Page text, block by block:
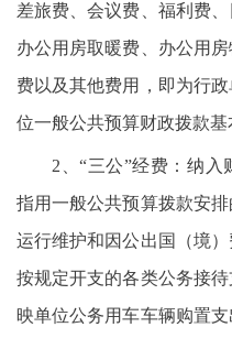
差旅费、会议费、福利费
办公用房取暖费、办公用
费以及其他费用，即为行
位一般公共预算财政拨款基
2、“三公”经费：纳入
指用一般公共预算拨款安
运行维护和因公出国（境
按规定开支的各类公务接
映单位公务用车车辆购置